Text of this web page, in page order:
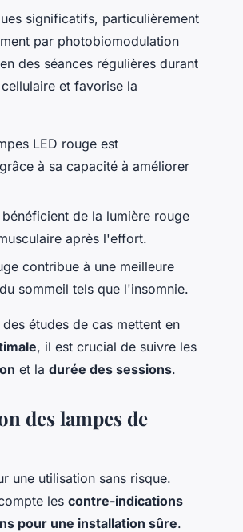
significatifs, particulièrement
par photobiomodulation
des séances régulières durant
et favorise la
LED rouge est
à sa capacité à améliorer
de la lumière rouge
après l'effort.
contribue à une meilleure
sommeil tels que l'insomnie.
études de cas mettent en
, il est crucial de suivre les
et la durée des sessions.
des lampes de
une utilisation sans risque.
les contre-indications
pour une installation sûre.